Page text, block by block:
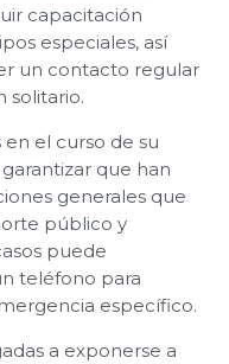
capacitación
especiales, así
un contacto regular
solitario.
en el curso de su
que han
generales que
público y
puede
teléfono para
específico.
a exponerse a